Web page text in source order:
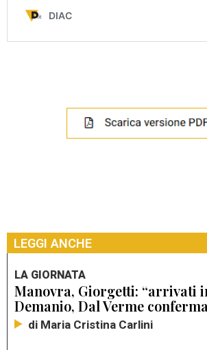
LEGGI ANCHE
LA GIORNATA
Manovra, Giorgetti: “arrivati
Demanio, Dal Verme
di Maria Cristina Carlini